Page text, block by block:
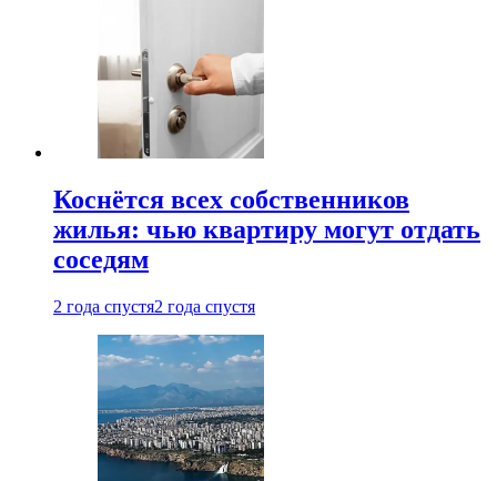
Коснётся всех собственников
жилья: чью квартиру могут отдать
соседям
2 года спустя2 года спустя